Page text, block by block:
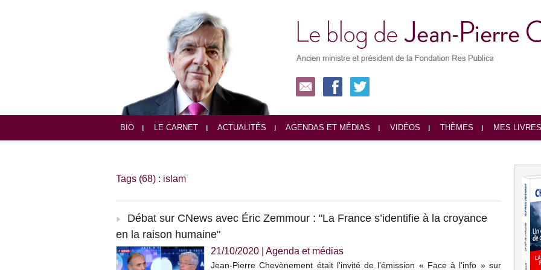
BIO LE CARNET ACTUALITÉS AGENDAS ET MÉDIAS VIDÉOS THÈMES MES LIVRES
Tags (68) : islam
Débat sur CNews avec Éric Zemmour : "La France s’identifie à la croyance
en la raison humaine"
21/10/2020 Agenda et médias
Jean-Pierre Chevènement était l'invité de l’émission « Face à l'info » sur